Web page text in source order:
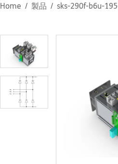
Home 製品 sks-290f-b6u-